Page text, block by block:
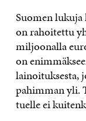
Suomen
on rahoitettu
miljoonalla
on
lainoituksesta,
pahimman yli.
tuelle ei